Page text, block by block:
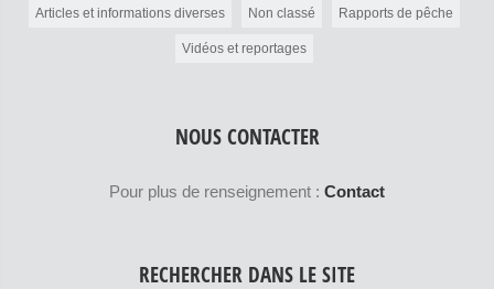
Articles et informations diverses Non classé Rapports de pêche
Vidéos et reportages
NOUS CONTACTER
Pour plus de renseignement : Contact
RECHERCHER DANS LE SITE